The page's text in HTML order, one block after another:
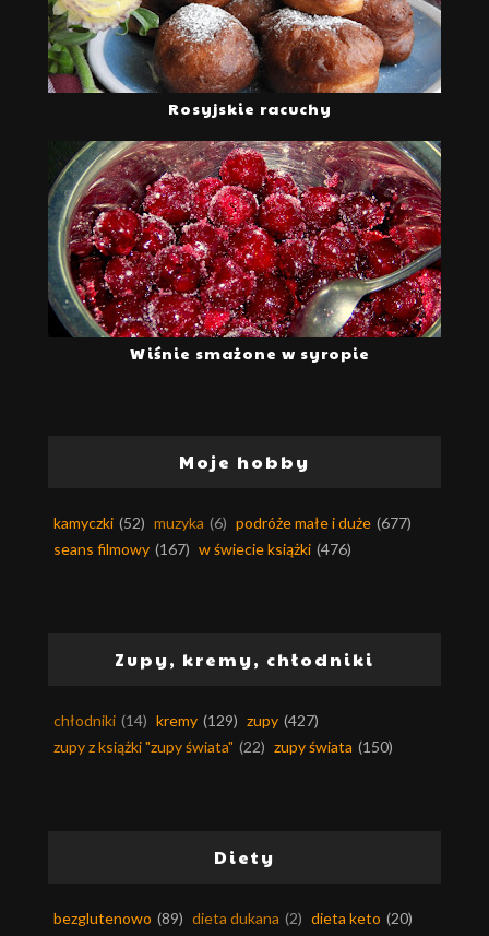
Rosyjskie racuchy
Wiśnie smażone w syropie
Moje hobby
kamyczki (52) muzyka (6) podróże małe i duże (677)
seans filmowy (167) w świecie książki (476)
Zupy, kremy, chłodniki
chłodniki (14) kremy (129) zupy (427)
zupy z książki "zupy świata" (22) zupy świata (150)
Diety
bezglutenowo (89) dieta dukana (2) dieta keto (20)